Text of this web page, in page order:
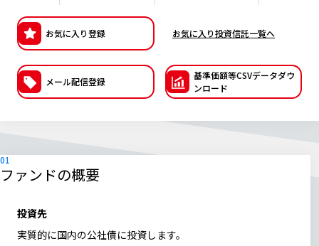
日本版スチュワードシップ・コードへの対応
国内株式議決権行使の方針と判断基準
サステナビリティレポート等
お気に入り登録 お気に入り投資信託一覧へ
メール配信登録
基準価額等CSVデータダウ
ンロード
ファンドの概要
投資先
実質的に国内の公社債に投資します。